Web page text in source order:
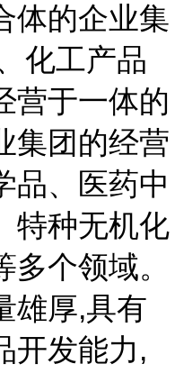
体的企业集
化工产品
营于一体的
集团的经营
品、医药中
特种无机化
个领域。
雄厚,具有
开发能力,